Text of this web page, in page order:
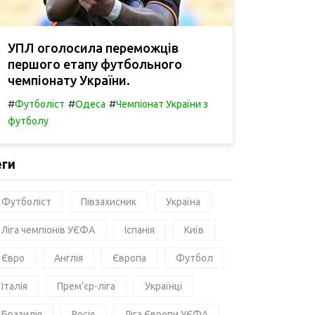
УПЛ оголосила переможців
першого етапу футбольного
чемпіонату України.
#Футболіст #Одеса #Чемпіонат України з
футболу
Футболіст Півзахисник Україна
Ліга чемпіонів УЄФА Іспанія Київ
Євро Англія Європа Футбол
Італія Прем'єр-ліга Українці